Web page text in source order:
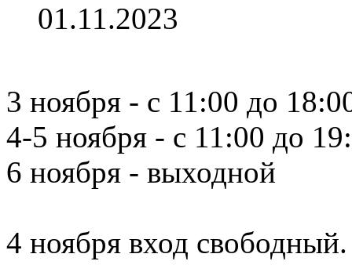
01.11.2023
3 ноября - с 11:00 до
4-5 ноября - с 11:00 до
6 ноября - выходной
4 ноября вход свободный.